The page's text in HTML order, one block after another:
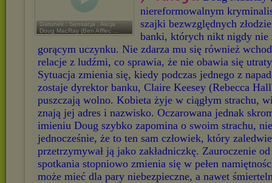
Gatunek : Sensacja , Akcja
Doug MacRay (Ben Afflec ...
niereformowalnym
szajki bezwzględnych
banki, których nikt nigdy nie
gorącym uczynku. Nie zdarza mu się również
relacje z ludźmi, co sprawia, że nie obawia się
Sytuacja zmienia się, kiedy podczas jednego z
zostaje dyrektor banku, Claire Keesey (Rebecca
puszczają wolno. Kobieta żyje w ciągłym strachu,
znają jej adres i nazwisko. Oczarowana jednak
imieniu Doug szybko zapomina o swoim strachu,
jednocześnie, że to ten sam człowiek, który
przetrzymywał ją jako zakładniczkę. Zauroczenie
spotkania stopniowo zmienia się w pełen
może mieć dla pary niebezpieczne, a nawet